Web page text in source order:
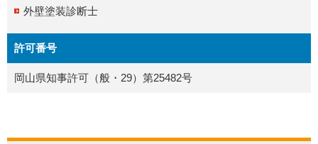
外壁塗装診断士
許可番号
岡山県知事許可（般・29）第25482号